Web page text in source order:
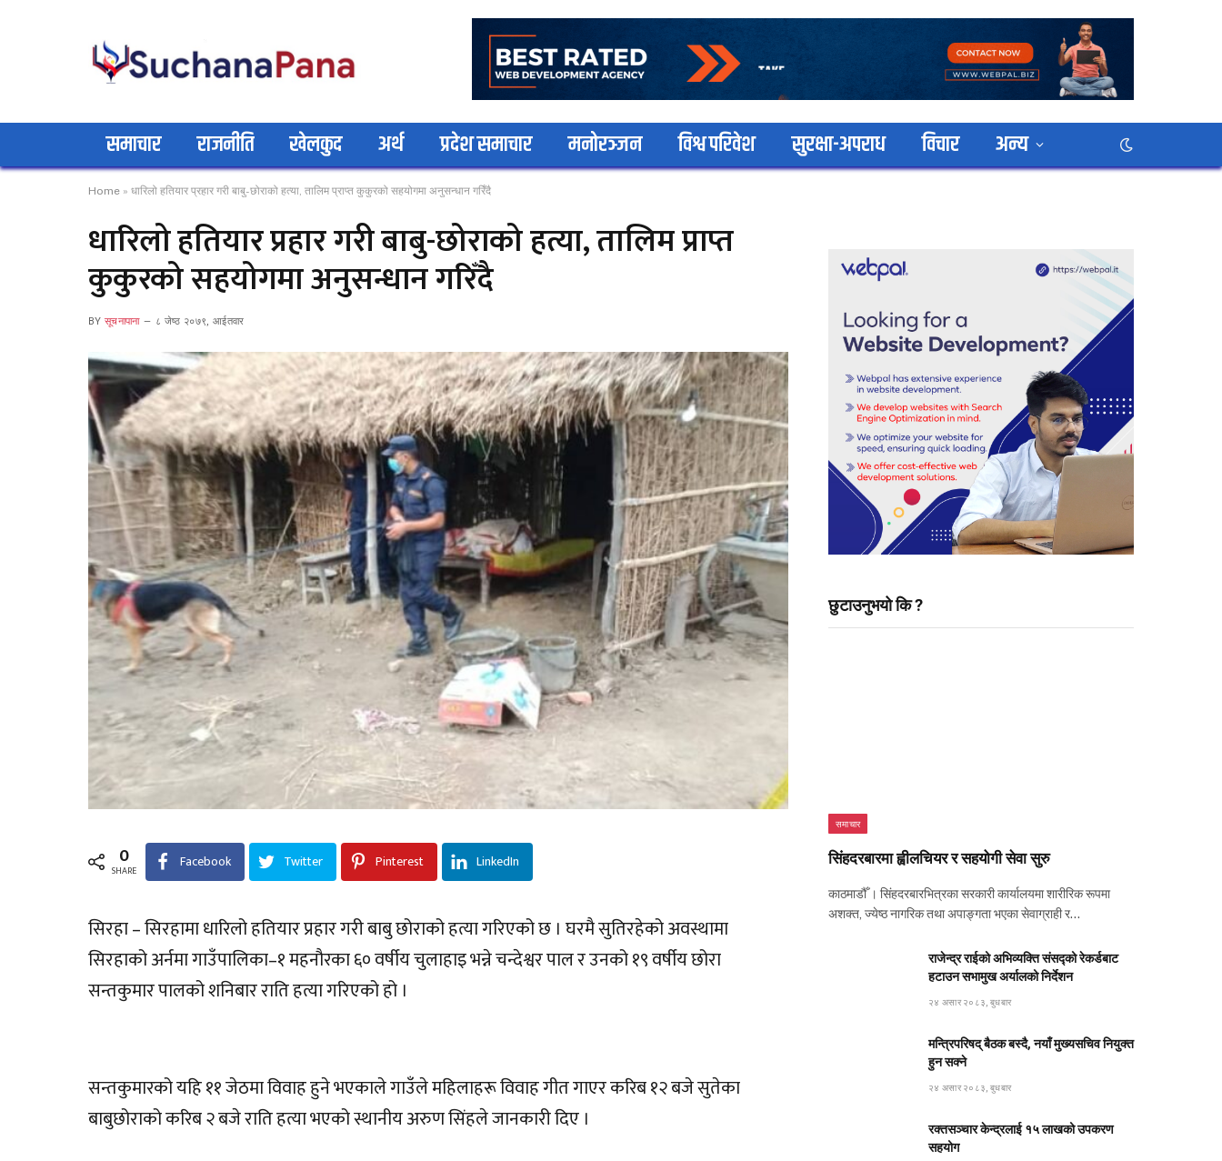
समाचार राजनीति खेलकुद अर्थ प्रदेश समाचार मनोरञ्जन विश्व परिवेश सुरक्षा-अपराध विचार अन्य
Home » धारिलो हतियार प्रहार गरी बाबु-छोराको हत्या, तालिम प्राप्त कुकुरको सहयोगमा अनुसन्धान गरिँदै
धारिलो हतियार प्रहार गरी बाबु-छोराको हत्या, तालिम प्राप्त
कुकुरको सहयोगमा अनुसन्धान गरिँदै
BY सूचनापाना ८ जेष्ठ २०७९, आईतवार
0
SHARE Facebook Twitter Pinterest LinkedIn
सिरहा – सिरहामा धारिलो हतियार प्रहार गरी बाबु छोराको हत्या गरिएको छ । घरमै सुतिरहेको अवस्थामा
सिरहाको अर्नमा गाउँपालिका–१ महनौरका ६० वर्षीय चुलाहाइ भन्ने चन्देश्वर पाल र उनको १९ वर्षीय छोरा
सन्तकुमार पालको शनिबार राति हत्या गरिएको हो ।
सन्तकुमारको यहि ११ जेठमा विवाह हुने भएकाले गाउँले महिलाहरू विवाह गीत गाएर करिब १२ बजे सुतेका
बाबुछोराको करिब २ बजे राति हत्या भएको स्थानीय अरुण सिंहले जानकारी दिए ।
छुटाउनुभयो कि ?
समाचार
सिंहदरबारमा ह्वीलचियर र सहयोगी सेवा सुरु
काठमाडौँ । सिंहदरबारभित्रका सरकारी कार्यालयमा शारीरिक रूपमा
अशक्त, ज्येष्ठ नागरिक तथा अपाङ्गता भएका सेवाग्राही र…
राजेन्द्र राईको अभिव्यक्ति संसद्को रेकर्डबाट
हटाउन सभामुख अर्यालको निर्देशन
२४ असार २०८३, बुधबार
मन्त्रिपरिषद् बैठक बस्दै, नयाँ मुख्यसचिव नियुक्त
हुन सक्ने
२४ असार २०८३, बुधबार
रक्तसञ्चार केन्द्रलाई १५ लाखको उपकरण
सहयोग